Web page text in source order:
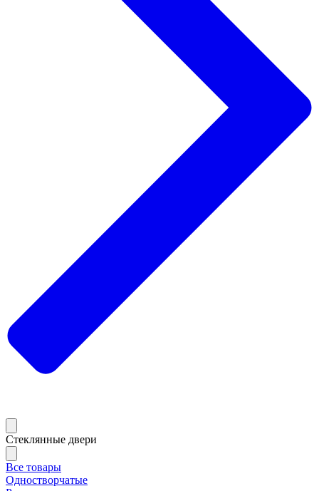
Стеклянные двери
Все товары
Одностворчатые